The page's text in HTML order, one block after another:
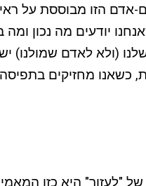
אדם הזו מבוססת על
יודעים מה נכון ומה
(ולא לאדם שמולנו)
כשאנו מחזיקים בתפיסה
"לעזור" היא כזו